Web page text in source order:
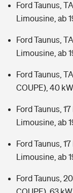
Ford Taunus,
Limousine, ab
Ford Taunus,
Limousine, ab
Ford Taunus,
COUPE), 40
Ford Taunus,
Limousine, ab
Ford Taunus,
Limousine, ab
Ford Taunus,